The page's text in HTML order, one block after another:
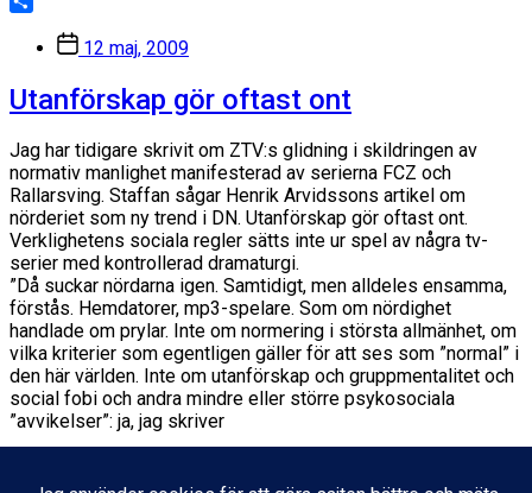
Inläggsdatum
12 maj, 2009
Utanförskap gör oftast ont
Jag har tidigare skrivit om ZTV:s glidning i skildringen av
normativ manlighet manifesterad av serierna FCZ och
Rallarsving. Staffan sågar Henrik Arvidssons artikel om
nörderiet som ny trend i DN. Utanförskap gör oftast ont.
Verklighetens sociala regler sätts inte ur spel av några tv-
serier med kontrollerad dramaturgi.
”Då suckar nördarna igen. Samtidigt, men alldeles ensamma,
förstås. Hemdatorer, mp3-spelare. Som om nördighet
handlade om prylar. Inte om normering i största allmänhet, om
vilka kriterier som egentligen gäller för att ses som ”normal” i
den här världen. Inte om utanförskap och gruppmentalitet och
social fobi och andra mindre eller större psykosociala
”avvikelser”: ja, jag skriver
Facebook